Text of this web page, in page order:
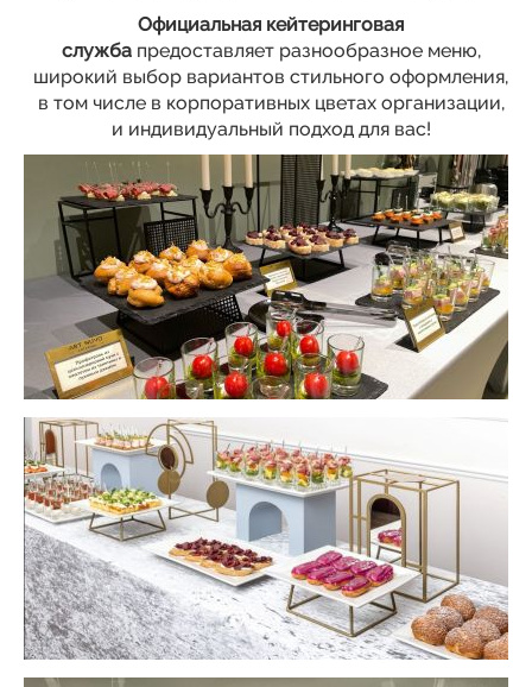
Официальная кейтеринговая
служба предоставляет разнообразное меню,
широкий выбор вариантов стильного оформления,
в том числе в корпоративных цветах организации,
и индивидуальный подход для вас!